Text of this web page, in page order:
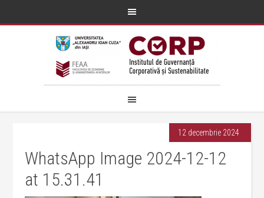
12 decembrie 2024
WhatsApp Image 2024-12-12
at 15.31.41